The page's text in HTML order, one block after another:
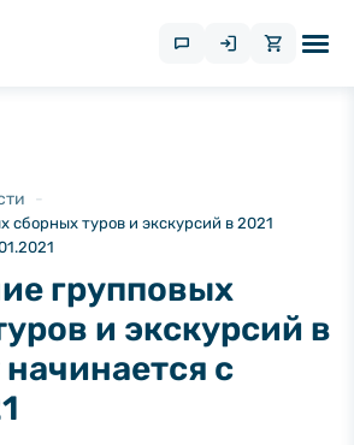
сборных туров и экскурсий в 2021
групповых
и экскурсий в
с